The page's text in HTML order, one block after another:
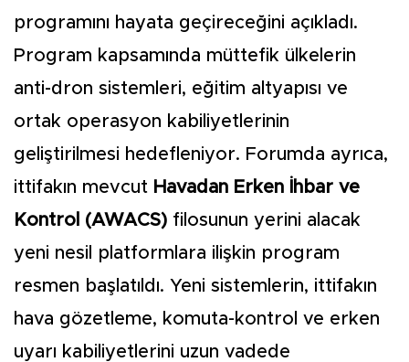
programını hayata geçireceğini açıkladı.
Program kapsamında müttefik ülkelerin
anti-dron sistemleri, eğitim altyapısı ve
ortak operasyon kabiliyetlerinin
geliştirilmesi hedefleniyor. Forumda ayrıca,
ittifakın mevcut Havadan Erken İhbar ve
Kontrol (AWACS) filosunun yerini alacak
yeni nesil platformlara ilişkin program
resmen başlatıldı. Yeni sistemlerin, ittifakın
hava gözetleme, komuta-kontrol ve erken
uyarı kabiliyetlerini uzun vadede